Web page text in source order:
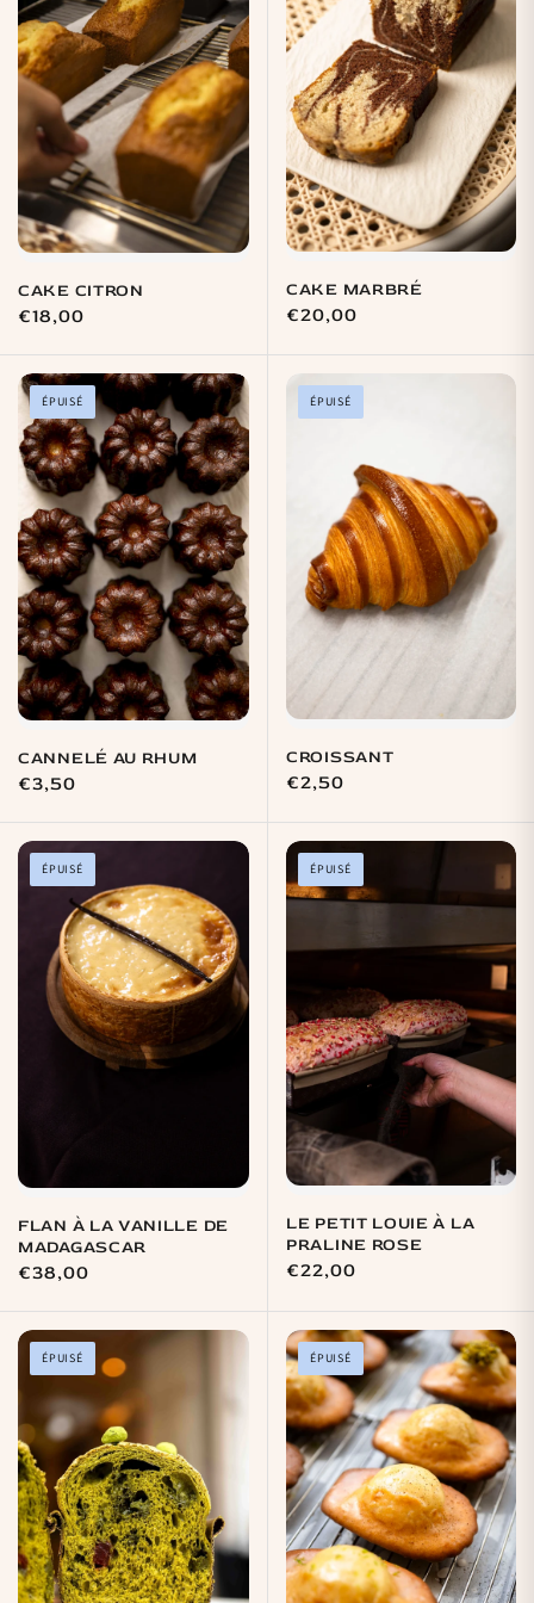
CAKE CITRON
Prix
€18,00
CAKE MARBRÉ
Prix
€20,00
ÉPUISÉ
CANNELÉ AU RHUM
Prix
€3,50
ÉPUISÉ
CROISSANT
Prix
€2,50
ÉPUISÉ
FLAN À LA VANILLE DE
MADAGASCAR
Prix
€38,00
ÉPUISÉ
LE PETIT LOUIE À LA
PRALINE ROSE
Prix
€22,00
ÉPUISÉ ÉPUISÉ